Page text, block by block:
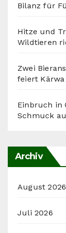
Bilanz für
Hitze und
Wildtieren
Zwei
feiert Kärwa
Einbruch in
Schmuck
Archiv
August 2026
Juli 2026